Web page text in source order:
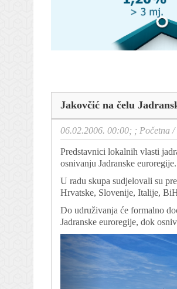
Jakovčić na čelu
06.02.2006. 00:00; ; Početna /
Predstavnici lokalnih vlasti
osnivanju Jadranske euroregije.
U radu skupa sudjelovali su
Hrvatske, Slovenije, Italije,
Do udruživanja će formalno
Jadranske euroregije, dok